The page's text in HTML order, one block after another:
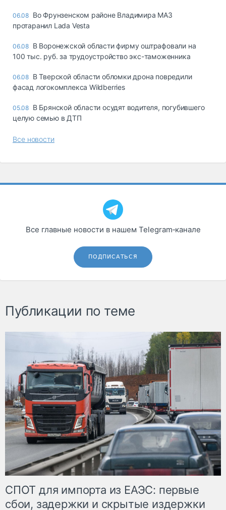
06.08 Во Фрунзенском районе Владимира МАЗ
протаранил Lada Vesta
06.08 В Воронежской области фирму оштрафовали на
100 тыс. руб. за трудоустройство экс-таможенника
06.08 В Тверской области обломки дрона повредили
фасад логокомплекса Wildberries
05.08 В Брянской области осудят водителя, погубившего
целую семью в ДТП
Все новости
Все главные новости в нашем Telegram‑канале
ПОДПИСАТЬСЯ
Публикации по теме
СПОТ для импорта из ЕАЭС: первые
сбои, задержки и скрытые издержки